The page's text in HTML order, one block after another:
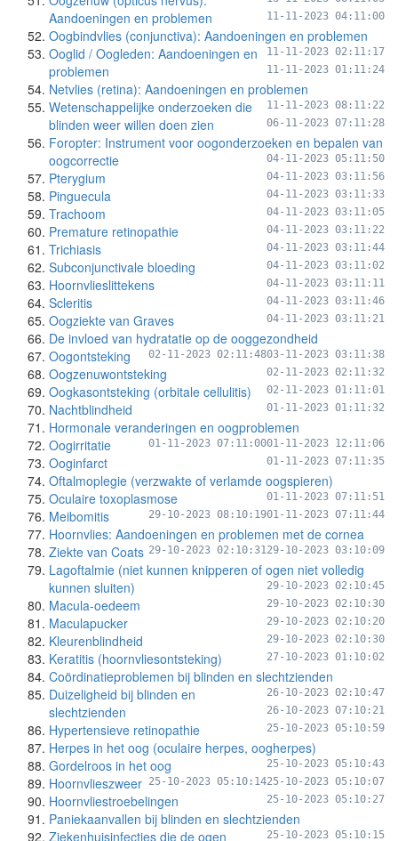
Aandoeningen en problemen
11-11-2023 04:11:00
Oogbindvlies (conjunctiva): Aandoeningen en problemen
11-11-2023 02:11:17
Ooglid / Oogleden: Aandoeningen en
problemen
11-11-2023 01:11:24
Netvlies (retina): Aandoeningen en problemen
11-11-2023 08:11:22
Wetenschappelijke onderzoeken die
blinden weer willen doen zien
06-11-2023 07:11:28
Foropter: Instrument voor oogonderzoeken en bepalen van
oogcorrectie
04-11-2023 05:11:50
Pterygium 04-11-2023 03:11:56
Pinguecula 04-11-2023 03:11:33
Trachoom 04-11-2023 03:11:05
Premature retinopathie 04-11-2023 03:11:22
Trichiasis 04-11-2023 03:11:44
Subconjunctivale bloeding 04-11-2023 03:11:02
Hoornvlieslittekens 04-11-2023 03:11:11
Scleritis 04-11-2023 03:11:46
Oogziekte van Graves 04-11-2023 03:11:21
De invloed van hydratatie op de ooggezondheid
03-11-2023 03:11:38
Oogontsteking 02-11-2023 02:11:48
Oogzenuwontsteking 02-11-2023 02:11:32
Oogkasontsteking (orbitale cellulitis) 02-11-2023 01:11:01
Nachtblindheid 01-11-2023 01:11:32
Hormonale veranderingen en oogproblemen
01-11-2023 12:11:06
Oogirritatie 01-11-2023 07:11:00
Ooginfarct 01-11-2023 07:11:35
Oftalmoplegie (verzwakte of verlamde oogspieren)
01-11-2023 07:11:51
Oculaire toxoplasmose
01-11-2023 07:11:44
Meibomitis 29-10-2023 08:10:19
Hoornvlies: Aandoeningen en problemen met de cornea
29-10-2023 03:10:09
Ziekte van Coats 29-10-2023 02:10:31
Lagoftalmie (niet kunnen knipperen of ogen niet volledig
kunnen sluiten)
29-10-2023 02:10:45
Macula-oedeem 29-10-2023 02:10:30
Maculapucker 29-10-2023 02:10:20
Kleurenblindheid 29-10-2023 02:10:30
Keratitis (hoornvliesontsteking) 27-10-2023 01:10:02
Coördinatieproblemen bij blinden en slechtzienden
26-10-2023 02:10:47
Duizeligheid bij blinden en
slechtzienden
26-10-2023 07:10:21
Hypertensieve retinopathie 25-10-2023 05:10:59
Herpes in het oog (oculaire herpes, oogherpes)
25-10-2023 05:10:43
Gordelroos in het oog
25-10-2023 05:10:07
Hoornvlieszweer 25-10-2023 05:10:14
Hoornvliestroebelingen 25-10-2023 05:10:27
Paniekaanvallen bij blinden en slechtzienden
25-10-2023 05:10:15
Ziekenhuisinfecties die de ogen